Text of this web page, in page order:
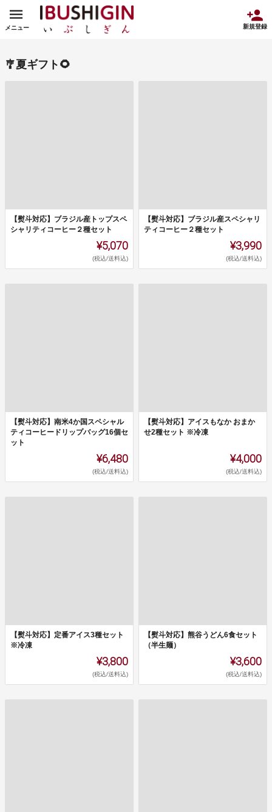
メニュー 新規登録
🎐夏ギフト🌻
【熨斗対応】ブラジル産トップスペ
シャリティコーヒー２種セット
¥5,070
(税込/送料込)
【熨斗対応】ブラジル産スペシャリ
ティコーヒー２種セット
¥3,990
(税込/送料込)
【熨斗対応】南米4か国スペシャル
ティコーヒードリップバッグ16個セ
ット
¥6,480
(税込/送料込)
【熨斗対応】アイスもなか おまか
せ2種セット ※冷凍
¥4,000
(税込/送料込)
【熨斗対応】定番アイス3種セット
※冷凍
¥3,800
(税込/送料込)
【熨斗対応】熊谷うどん6食セット
（半生麺）
¥3,600
(税込/送料込)